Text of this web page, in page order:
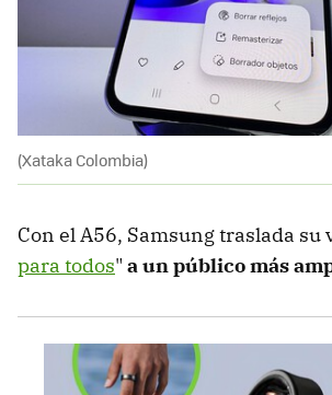
(Xataka Colombia)
Con el A56, Samsung traslada su
para todos" a un público más